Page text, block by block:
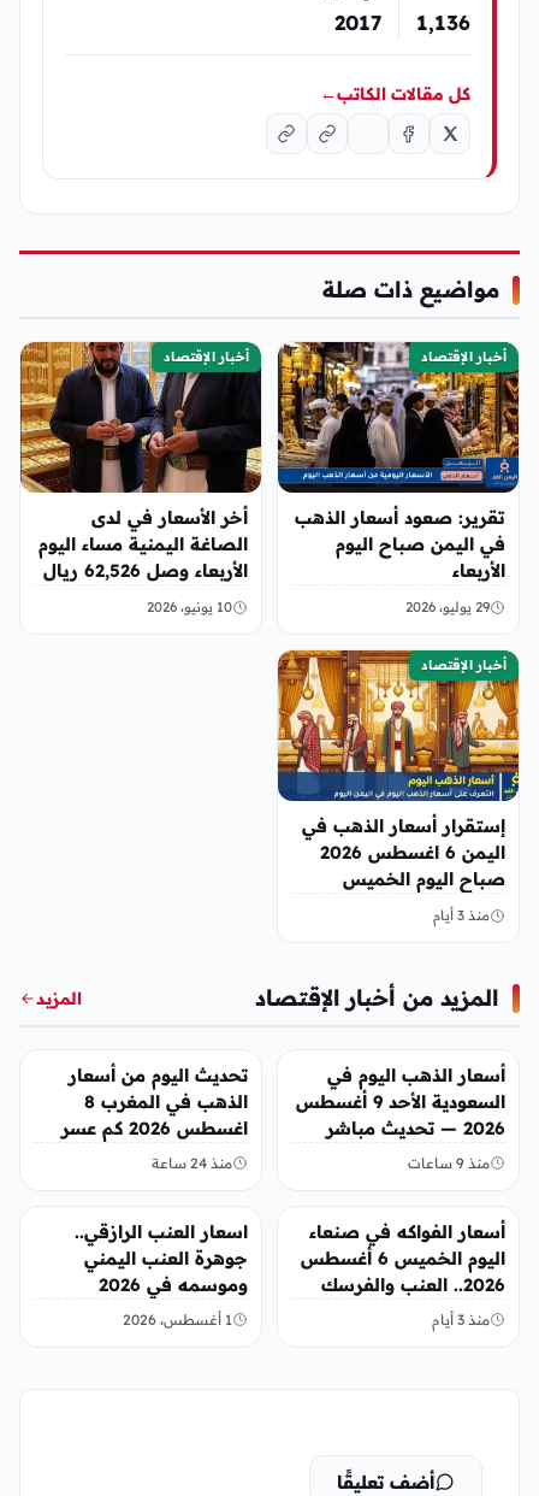
1٬136 2017
كل مقالات الكاتب←
مواضيع ذات صلة
أخبار الإقتصاد
تقرير: صعود أسعار الذهب
في اليمن صباح اليوم
الأربعاء
29 يوليو، 2026
أخبار الإقتصاد
أخر الأسعار في لدى
الصاغة اليمنية مساء اليوم
الأربعاء وصل 62,526 ريال
10 يونيو، 2026
أخبار الإقتصاد
إستقرار أسعار الذهب في
اليمن 6 اغسطس 2026
صباح اليوم الخميس
منذ 3 أيام
المزيد من أخبار الإقتصاد المزيد
أخبار الإقتصاد
أسعار الذهب اليوم في
السعودية الأحد 9 أغسطس
2026 — تحديث مباشر
منذ 9 ساعات
أخبار الإقتصاد
تحديث اليوم من أسعار
الذهب في المغرب 8
اغسطس 2026 كم عسر
الجنية الذهب
منذ 24 ساعة
أخبار الإقتصاد
أسعار الفواكه في صنعاء
اليوم الخميس 6 أغسطس
2026.. العنب والفرسك
والرمان في الأسواق
منذ 3 أيام
أخبار الإقتصاد
اسعار العنب الرازقي..
جوهرة العنب اليمني
وموسمه في 2026
1 أغسطس، 2026
أضف تعليقًا